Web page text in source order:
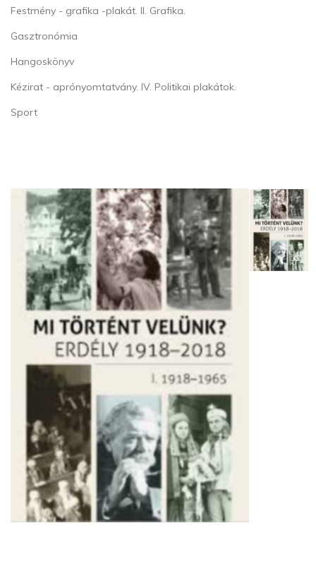
Festmény - grafika -plakát. II. Grafika.
Gasztronómia
Hangoskönyv
Kézirat - aprónyomtatvány. IV. Politikai plakátok.
Sport